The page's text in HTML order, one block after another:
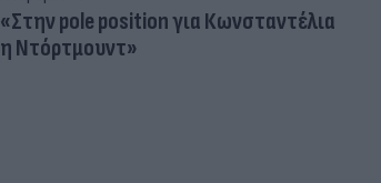
«Στην pole position για Κωνσταντέλια
η Ντόρτμουντ»